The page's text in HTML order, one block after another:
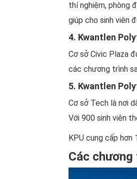
thí nghiệm, phòng
giúp cho sinh viên
4. Kwantlen
Cơ sở Civic Plaza
các chương trình
5. Kwantlen
Cơ sở Tech là nơi
Với 900 sinh viên
KPU cung cấp
Các